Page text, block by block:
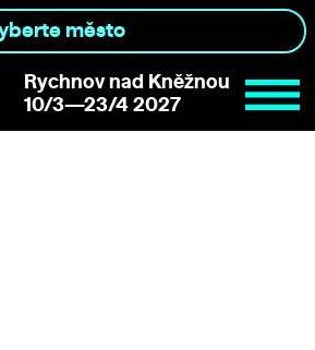
Rychnov nad Kněžnou
10/3—23/4 2027